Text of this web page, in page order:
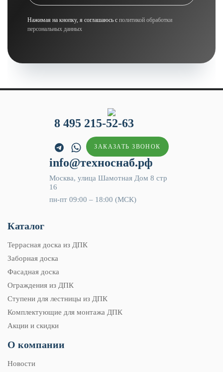
Нажимая на кнопку, я соглашаюсь с политикой обработки
персональных данных
8 495 215-52-63
ЗАКАЗАТЬ ЗВОНОК
info@техноснаб.рф
Москва, улица Шамотная Дом 8 стр
16
пн-пт 09:00 – 18:00 (МСК)
Каталог
Террасная доска из ДПК
Заборная доска
Фасадная доска
Ограждения из ДПК
Ступени для лестницы из ДПК
Комплектующие для монтажа ДПК
Акции и скидки
О компании
Новости